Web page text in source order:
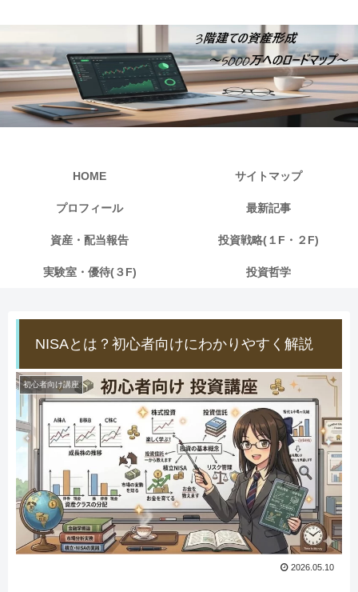
HOME サイトマップ
プロフィール 最新記事
資産・配当報告 投資戦略(１F・２F)
実験室・優待(３F) 投資哲学
NISAとは？初心者向けにわかりやすく解説
初心者向け講座
2026.05.10